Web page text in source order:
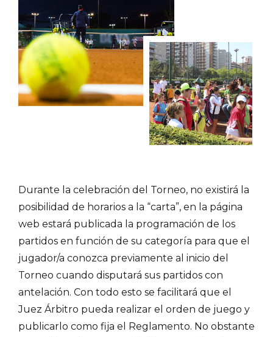
Durante la celebración del Torneo, no existirá la
posibilidad de horarios a la “carta”, en la página
web estará publicada la programación de los
partidos en función de su categoría para que el
jugador/a conozca previamente al inicio del
Torneo cuando disputará sus partidos con
antelación. Con todo esto se facilitará que el
Juez Árbitro pueda realizar el orden de juego y
publicarlo como fija el Reglamento. No obstante